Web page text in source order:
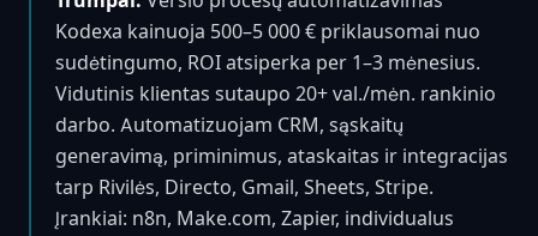
Kodexa kainuoja 500–5 000 € priklausomai nuo
sudėtingumo, ROI atsiperka per 1–3 mėnesius.
Vidutinis klientas sutaupo 20+ val./mėn. rankinio
darbo. Automatizuojam CRM, sąskaitų
generavimą, priminimus, ataskaitas ir integracijas
tarp Rivilės, Directo, Gmail, Sheets, Stripe.
Įrankiai: n8n, Make.com, Zapier, individualus